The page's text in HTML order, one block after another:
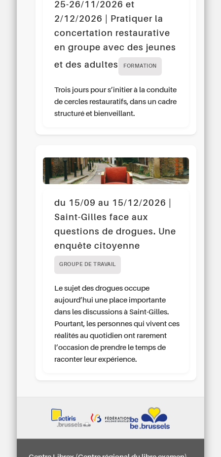
25-26/11/2026 et
2/12/2026 | Pratiquer la
concertation restaurative
en groupe avec des jeunes
et des adultes
FORMATION
Trois jours pour s’initier à la conduite
de cercles restauratifs, dans un cadre
structuré et bienveillant.
du 15/09 au 15/12/2026 |
Saint-Gilles face aux
questions de drogues. Une
enquête citoyenne
GROUPE DE TRAVAIL
Le sujet des drogues occupe
aujourd’hui une place importante
dans les discussions à Saint-Gilles.
Pourtant, les personnes qui vivent ces
réalités au quotidien ont rarement
l’occasion de prendre le temps de
raconter leur expérience.